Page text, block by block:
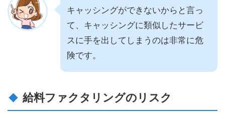
キャッシングができないからと言っ
て、キャッシングに類似したサービ
スに手を出してしまうのは非常に危
険です。
給料ファクタリングのリスク